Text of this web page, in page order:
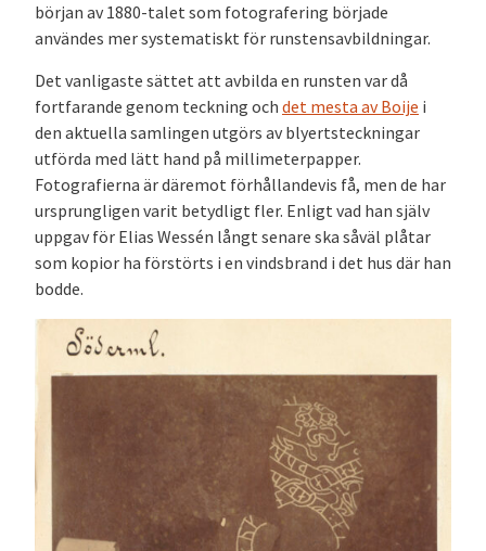
början av 1880-talet som fotografering började
användes mer systematiskt för runstensavbildningar.
Det vanligaste sättet att avbilda en runsten var då
fortfarande genom teckning och det mesta av Boije i
den aktuella samlingen utgörs av blyertsteckningar
utförda med lätt hand på millimeterpapper.
Fotografierna är däremot förhållandevis få, men de har
ursprungligen varit betydligt fler. Enligt vad han själv
uppgav för Elias Wessén långt senare ska såväl plåtar
som kopior ha förstörts i en vindsbrand i det hus där han
bodde.